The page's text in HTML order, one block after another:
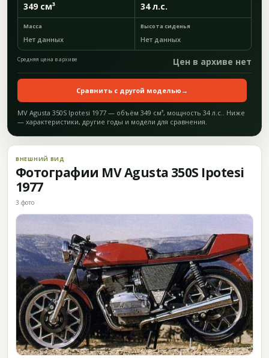
349 см³ 34 л.с.
Масса
Нет данных
Высота сиденья
Нет данных
Средняя цена в архиве Цен в архиве нет
Сравнить с другой моделью →
MV Agusta 350S Ipotesi 1977 — объём 349 см³, мощность 34 л.с.. Ниже
— характеристики, другие годы и модели для сравнения.
ВНЕШНИЙ ВИД
Фотографии MV Agusta 350S Ipotesi
1977
3 фото